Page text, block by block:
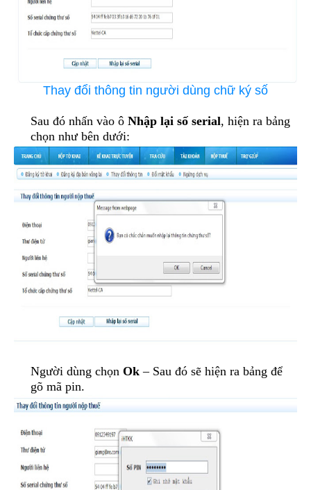
Thay đổi thông tin người dùng chữ ký số
Sau đó nhấn vào ô Nhập lại số serial, hiện ra bảng
chọn như bên dưới:
Người dùng chọn Ok – Sau đó sẽ hiện ra bảng để
gõ mã pin.